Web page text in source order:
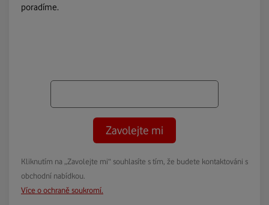
poradíme.
Zavolejte mi
Kliknutím na „Zavolejte mi“ souhlasíte s tím, že budete kontaktováni s
obchodní nabídkou.
Více o ochraně soukromí.